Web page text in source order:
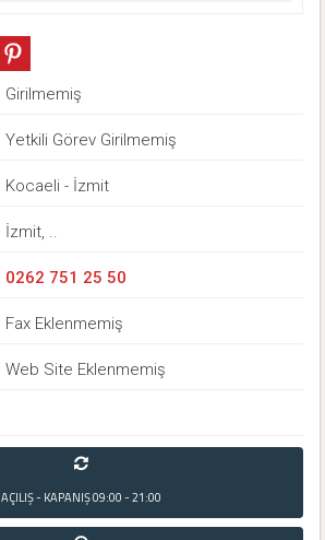
Girilmemiş
Yetkili Görev Girilmemiş
Kocaeli - İzmit
İzmit, ..
0262 751 25 50
Fax Eklenmemiş
Web Site Eklenmemiş
AÇILIŞ - KAPANIŞ09:00 - 21:00